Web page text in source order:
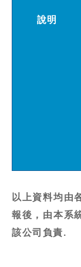
說明
以上資料均由
報後，由本系
該公司負責.